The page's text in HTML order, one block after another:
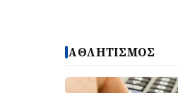
ΑΘΛΗΤΙΣΜΟΣ